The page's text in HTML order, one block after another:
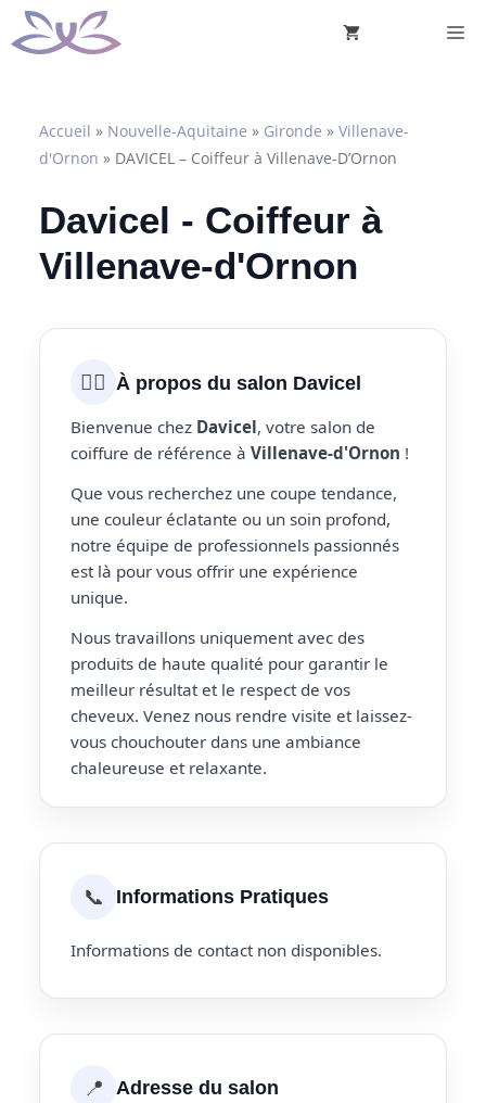
Aller
au
Accueil » Nouvelle-Aquitaine » Gironde » Villenave-
d'Ornon » DAVICEL – Coiffeur à Villenave-D’Ornon
Davicel - Coiffeur à
Villenave-d'Ornon
💇‍♀️ À propos du salon Davicel
Bienvenue chez Davicel, votre salon de
coiffure de référence à Villenave-d'Ornon !
Que vous recherchez une coupe tendance,
une couleur éclatante ou un soin profond,
notre équipe de professionnels passionnés
est là pour vous offrir une expérience
unique.
Nous travaillons uniquement avec des
produits de haute qualité pour garantir le
meilleur résultat et le respect de vos
cheveux. Venez nous rendre visite et laissez-
vous chouchouter dans une ambiance
chaleureuse et relaxante.
📞 Informations Pratiques
Informations de contact non disponibles.
📍 Adresse du salon